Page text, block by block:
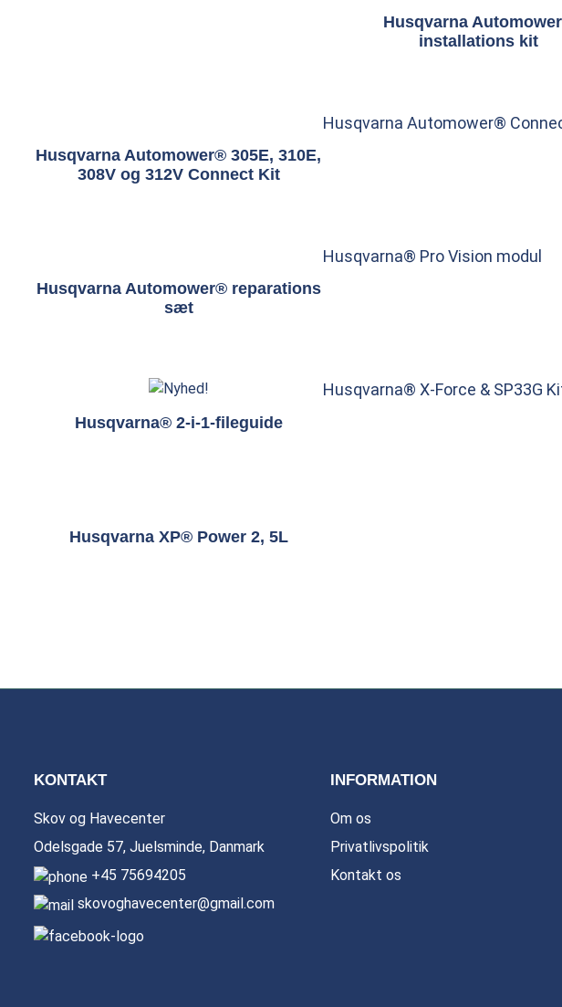
Husqvarna
installations kit
Husqvarna Automower® 305E, 310E,
308V og 312V Connect Kit
Husqvarna Automower®
Husqvarna Automower® reparations
sæt
Husqvarna® Pro Vision modul
Husqvarna® 2-i-1-fileguide
Husqvarna® X-Force & SP33G
Husqvarna XP® Power 2, 5L
KONTAKT
Skov og Havecenter
Odelsgade 57, Juelsminde, Danmark
+45 75694205
skovoghavecenter@gmail.com
INFORMATION
Om os
Privatlivspolitik
Kontakt os